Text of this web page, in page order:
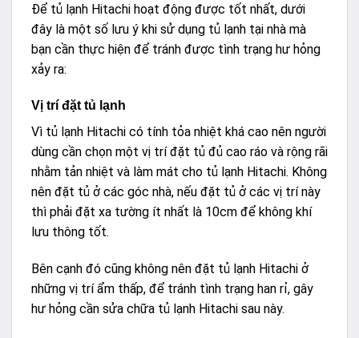
Để tủ lạnh Hitachi hoạt động được tốt nhất, dưới
đây là một số lưu ý khi sử dụng tủ lạnh tại nhà mà
bạn cần thực hiện để tránh được tình trạng hư hỏng
xảy ra:
Vị trí đặt tủ lạnh
Vì tủ lạnh Hitachi có tính tỏa nhiệt khá cao nên người
dùng cần chọn một vị trí đặt tủ đủ cao ráo và rộng rãi
nhằm tản nhiệt và làm mát cho tủ lạnh Hitachi. Không
nên đặt tủ ở các góc nhà, nếu đặt tủ ở các vị trí này
thì phải đặt xa tường ít nhất là 10cm để không khí
lưu thông tốt.
Bên cạnh đó cũng không nên đặt tủ lạnh Hitachi ở
những vị trí ẩm thấp, để tránh tình trạng han rỉ, gây
hư hỏng cần sửa chữa tủ lạnh Hitachi sau này.